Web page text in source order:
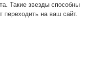
Такие звезды способны
переходить на ваш сайт.